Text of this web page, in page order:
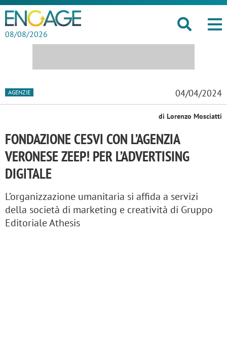
08/08/2026
AGENZIE 04/04/2024
di Lorenzo Mosciatti
FONDAZIONE CESVI CON L’AGENZIA
VERONESE ZEEP! PER L’ADVERTISING
DIGITALE
L’organizzazione umanitaria si affida a servizi
della società di marketing e creatività di Gruppo
Editoriale Athesis